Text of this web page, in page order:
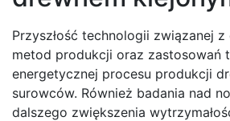
Przyszłość technologii związanej
metod produkcji oraz zastosowań
energetycznej procesu produkcji
surowców. Również badania nad
dalszego zwiększenia